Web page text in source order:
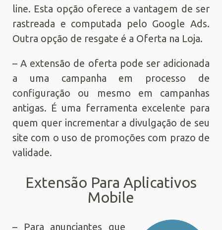
line. Esta opção oferece a vantagem de ser
rastreada e computada pelo Google Ads.
Outra opção de resgate é a Oferta na Loja.
– A extensão de oferta pode ser adicionada
a uma campanha em processo de
configuração ou mesmo em campanhas
antigas. É uma ferramenta excelente para
quem quer incrementar a divulgação de seu
site com o uso de promoções com prazo de
validade.
Extensão Para Aplicativos
Mobile
– Para anunciantes que